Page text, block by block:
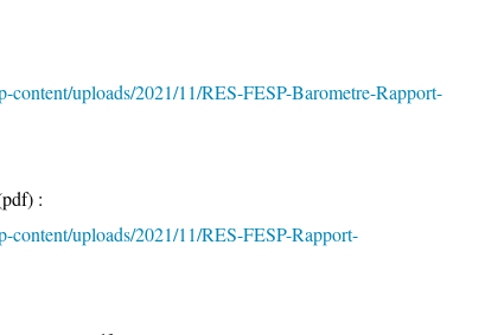
uploads/2021/11/RES-FESP-Barometre-Rapport-
:
uploads/2021/11/RES-FESP-Rapport-